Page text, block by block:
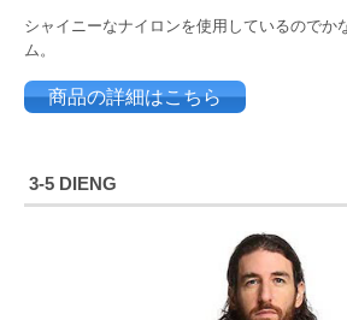
シャイニーなナイロンを使用しているのでか
ム。
商品の詳細はこちら
3-5 DIENG